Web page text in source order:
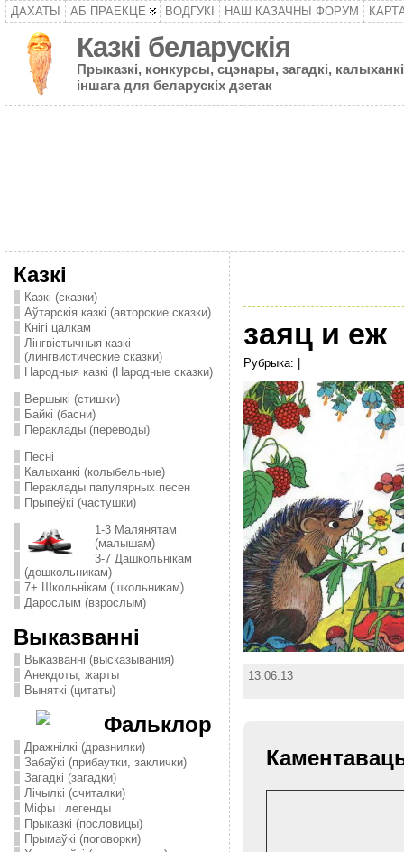
ДАХАТЫ АБ ПРАЕКЦЕ ВОДГУКІ НАШ КАЗАЧНЫ ФОРУМ
Казкі беларускія
Прыказкі, конкурсы, сцэнары, загадкі,
іншага для беларускіх дзетак
Казкі
Казкі (сказки)
Аўтарскія казкі (авторские сказки)
Кнігі цалкам
Лінгвістычныя казкі
(лингвистические сказки)
Народныя казкі (Народные сказки)
Вершыкі (стишки)
Байкі (басни)
Пераклады (переводы)
Песні
Калыханкі (колыбельные)
Пераклады папулярных песен
Прыпеўкі (частушки)
1-3 Малянятам
(малышам)
3-7 Дашкольнікам
(дошкольникам)
7+ Школьнікам (школьникам)
Дарослым (взрослым)
Выказванні
Выказванні (высказывания)
Анекдоты, жарты
Выняткі (цитаты)
Фальклор
Дражнілкі (дразнилки)
Забаўкі (прибаутки, заклички)
Загадкі (загадки)
Лічылкі (считалки)
Міфы і легенды
Прыказкі (пословицы)
Прымаўкі (поговорки)
заяц и еж
Рубрыка: |
13.06.13